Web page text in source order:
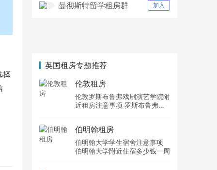
择
曼彻斯特留学租房群 加入
英国租房专题推荐
伦敦租房
伦敦罗斯布鲁弗戏剧演艺学院附
近租房注意事项 罗斯布鲁弗戏
伯明翰租房
伯明翰大学学生宿舍注意事项
伯明翰大学附近住宿多少钱一周